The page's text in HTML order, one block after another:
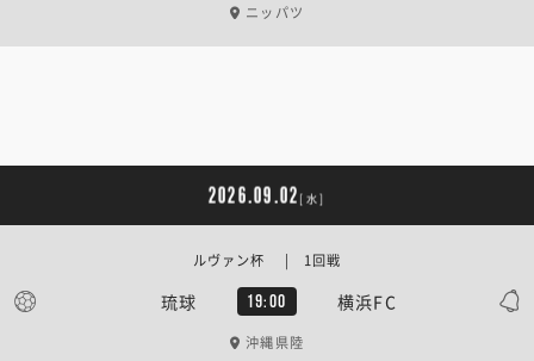
ニッパツ
2026.09.02 [水]
琉球 19:00 横浜FC
ルヴァン杯 | 1回戦
沖縄県陸